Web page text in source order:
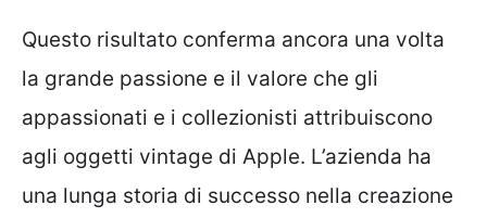
Questo risultato conferma ancora una volta
la grande passione e il valore che gli
appassionati e i collezionisti attribuiscono
agli oggetti vintage di Apple. L’azienda ha
una lunga storia di successo nella creazione